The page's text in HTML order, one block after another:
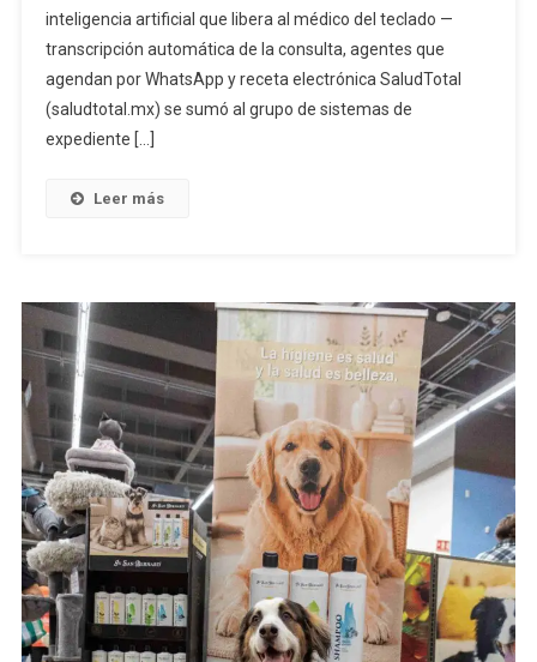
inteligencia artificial que libera al médico del teclado —
transcripción automática de la consulta, agentes que
agendan por WhatsApp y receta electrónica SaludTotal
(saludtotal.mx) se sumó al grupo de sistemas de
expediente […]
Leer más